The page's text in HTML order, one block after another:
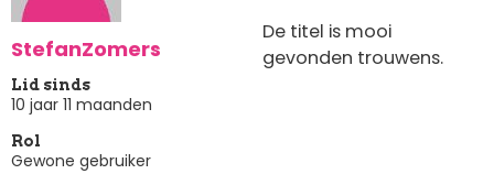
StefanZomers
Lid sinds
10 jaar 11 maanden
Rol
Gewone gebruiker
De titel is mooi
gevonden trouwens.